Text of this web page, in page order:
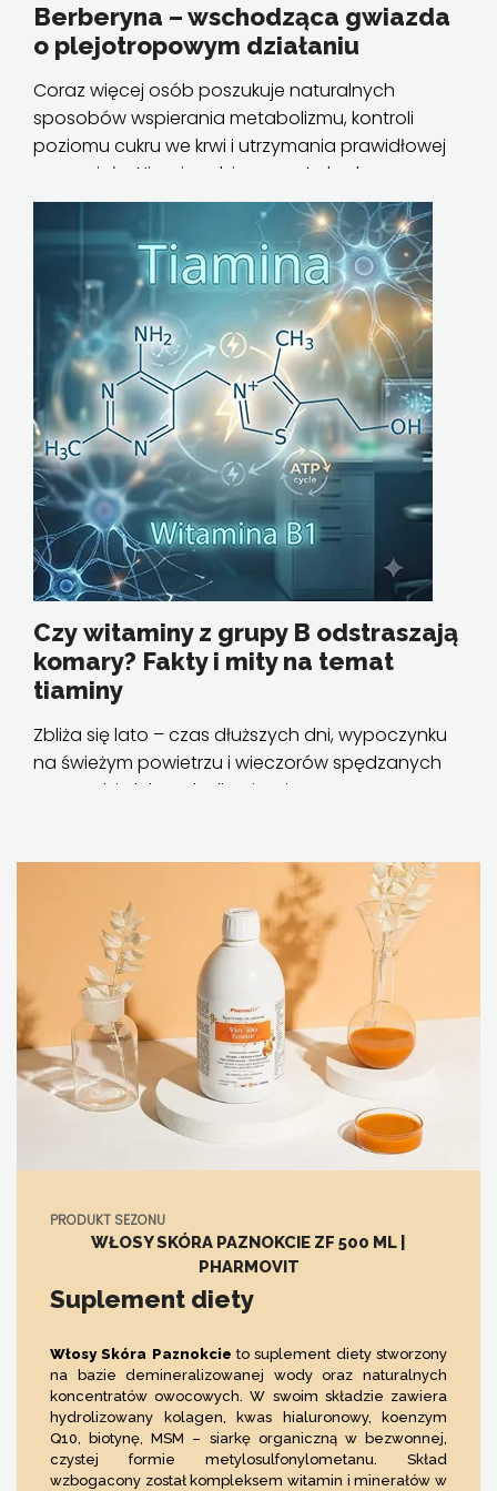
Berberyna – wschodząca gwiazda
o plejotropowym działaniu
Coraz więcej osób poszukuje naturalnych
sposobów wspierania metabolizmu, kontroli
poziomu cukru we krwi i utrzymania prawidłowej
masy ciała. Nic więc dziwnego, że berberyna
zyskała w ostatnich latach ogromną
popularność i coraz...
Czy witaminy z grupy B odstraszają
komary? Fakty i mity na temat
tiaminy
Zbliża się lato – czas dłuższych dni, wypoczynku
na świeżym powietrzu i wieczorów spędzanych
w ogrodzie lub na balkonie. Niestety, wraz
PRODUKT SEZONU
WŁOSY SKÓRA PAZNOKCIE ZF 500 ML |
PHARMOVIT
Suplement diety
Włosy Skóra Paznokcie to suplement diety stworzony
na bazie demineralizowanej wody oraz naturalnych
koncentratów owocowych. W swoim składzie zawiera
hydrolizowany kolagen, kwas hialuronowy, koenzym
Q10, biotynę, MSM – siarkę organiczną w bezwonnej,
czystej formie metylosulfonylometanu. Skład
wzbogacony został kompleksem witamin i minerałów w